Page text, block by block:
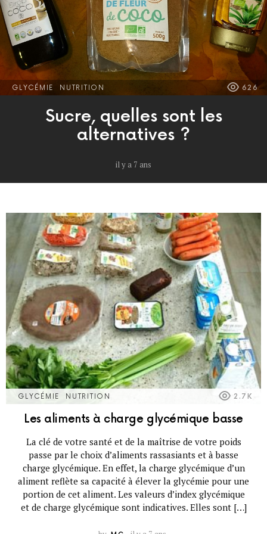
GLYCÉMIE NUTRITION 626
Sucre, quelles sont les
alternatives ?
il y a 7 ans
MORE
POSTS
GLYCÉMIE NUTRITION 2.7K
Les aliments à charge glycémique basse
La clé de votre santé et de la maîtrise de votre poids
passe par le choix d’aliments rassasiants et à basse
charge glycémique. En effet, la charge glycémique d’un
aliment reflète sa capacité à élever la glycémie pour une
portion de cet aliment. Les valeurs d’index glycémique
et de charge glycémique sont indicatives. Elles sont […]